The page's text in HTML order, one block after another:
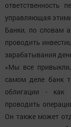
ответственность
управляющая этими
Банки, по словам
проводить
зарабатывания
«Мы все
самом деле банк
облигации - как
проводить
Он также может